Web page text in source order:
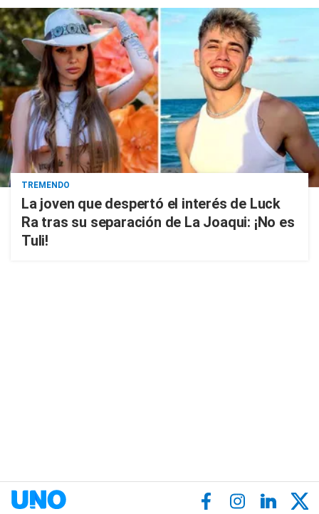
TREMENDO
La joven que despertó el interés de Luck
Ra tras su separación de La Joaqui: ¡No es
Tuli!